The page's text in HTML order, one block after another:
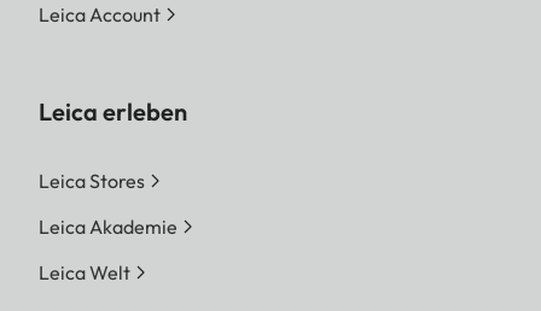
Leica Account
Leica erleben
Leica Stores
Leica Akademie
Leica Welt